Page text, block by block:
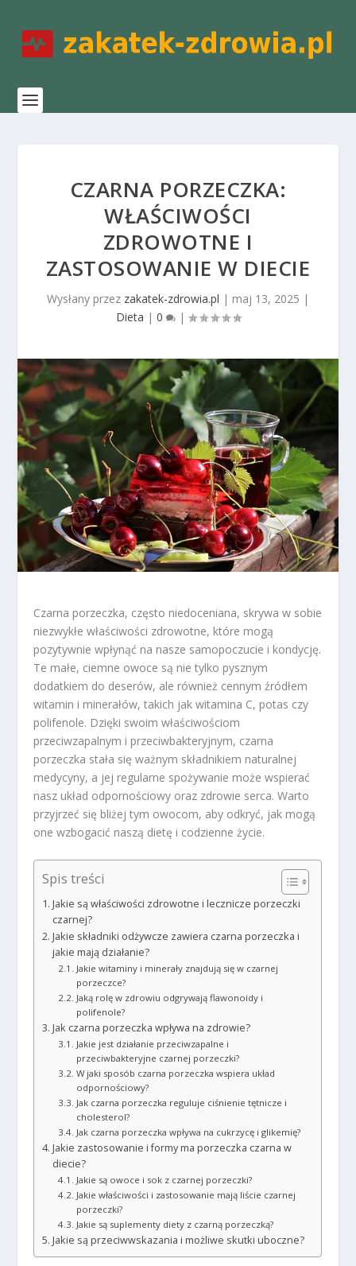
CZARNA PORZECZKA:
WŁAŚCIWOŚCI
ZDROWOTNE I
ZASTOSOWANIE W DIECIE
Wysłany przez zakatek-zdrowia.pl | maj 13, 2025 |
Dieta | 0 |
Czarna porzeczka, często niedoceniana, skrywa w sobie
niezwykłe właściwości zdrowotne, które mogą
pozytywnie wpłynąć na nasze samopoczucie i kondycję.
Te małe, ciemne owoce są nie tylko pysznym
dodatkiem do deserów, ale również cennym źródłem
witamin i minerałów, takich jak witamina C, potas czy
polifenole. Dzięki swoim właściwościom
przeciwzapalnym i przeciwbakteryjnym, czarna
porzeczka stała się ważnym składnikiem naturalnej
medycyny, a jej regularne spożywanie może wspierać
nasz układ odpornościowy oraz zdrowie serca. Warto
przyjrzeć się bliżej tym owocom, aby odkryć, jak mogą
one wzbogacić naszą dietę i codzienne życie.
Spis treści
Jakie są właściwości zdrowotne i lecznicze porzeczki
czarnej?
Jakie składniki odżywcze zawiera czarna porzeczka i
jakie mają działanie?
Jakie witaminy i minerały znajdują się w czarnej
porzeczce?
Jaką rolę w zdrowiu odgrywają flawonoidy i
polifenole?
Jak czarna porzeczka wpływa na zdrowie?
Jakie jest działanie przeciwzapalne i
przeciwbakteryjne czarnej porzeczki?
W jaki sposób czarna porzeczka wspiera układ
odpornościowy?
Jak czarna porzeczka reguluje ciśnienie tętnicze i
cholesterol?
Jak czarna porzeczka wpływa na cukrzycę i glikemię?
Jakie zastosowanie i formy ma porzeczka czarna w
diecie?
Jakie są owoce i sok z czarnej porzeczki?
Jakie właściwości i zastosowanie mają liście czarnej
porzeczki?
Jakie są suplementy diety z czarną porzeczką?
Jakie są przeciwwskazania i możliwe skutki uboczne?